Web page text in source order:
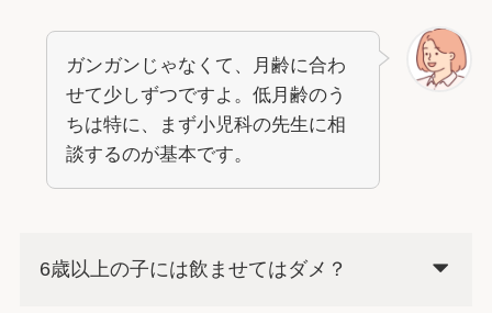
ガンガンじゃなくて、月齢に合わ
せて少しずつですよ。低月齢のう
ちは特に、まず小児科の先生に相
談するのが基本です。
6歳以上の子には飲ませてはダメ？